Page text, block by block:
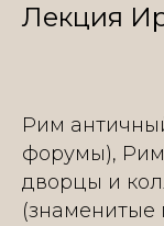
Лекция
Рим
форумы), Рим
дворцы и